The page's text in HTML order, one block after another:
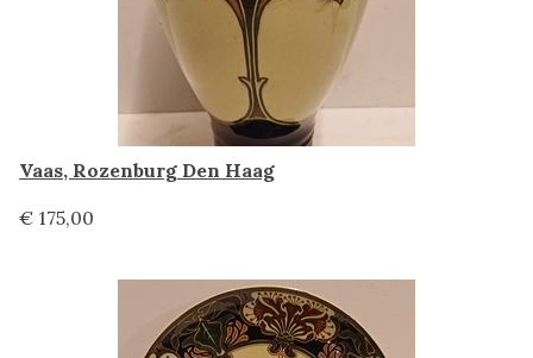
Vaas, Rozenburg Den Haag
€ 175,00